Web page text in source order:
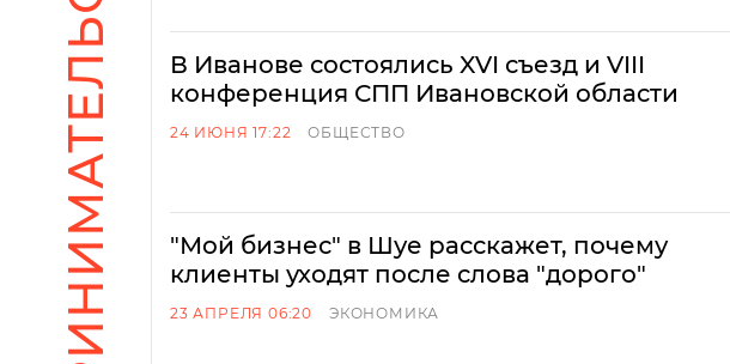
В Иванове состоялись XVI съезд и VIII
конференция СПП Ивановской области
24 ИЮНЯ 17:22 ОБЩЕСТВО
"Мой бизнес" в Шуе расскажет, почему
клиенты уходят после слова "дорого"
23 АПРЕЛЯ 06:20 ЭКОНОМИКА